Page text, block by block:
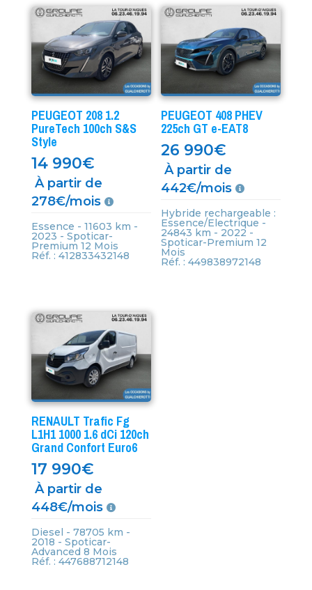
PEUGEOT 208 1.2
PureTech 100ch S&S
Style
14 990€
À partir de
278€/mois
Essence - 11603 km -
2023 - Spoticar-
Premium 12 Mois
Réf. : 412833432148
PEUGEOT 408 PHEV
225ch GT e-EAT8
26 990€
À partir de
442€/mois
Hybride rechargeable :
Essence/Electrique -
24843 km - 2022 -
Spoticar-Premium 12
Mois
Réf. : 449838972148
RENAULT Trafic Fg
L1H1 1000 1.6 dCi 120ch
Grand Confort Euro6
17 990€
À partir de
448€/mois
Diesel - 78705 km -
2018 - Spoticar-
Advanced 8 Mois
Réf. : 447688712148